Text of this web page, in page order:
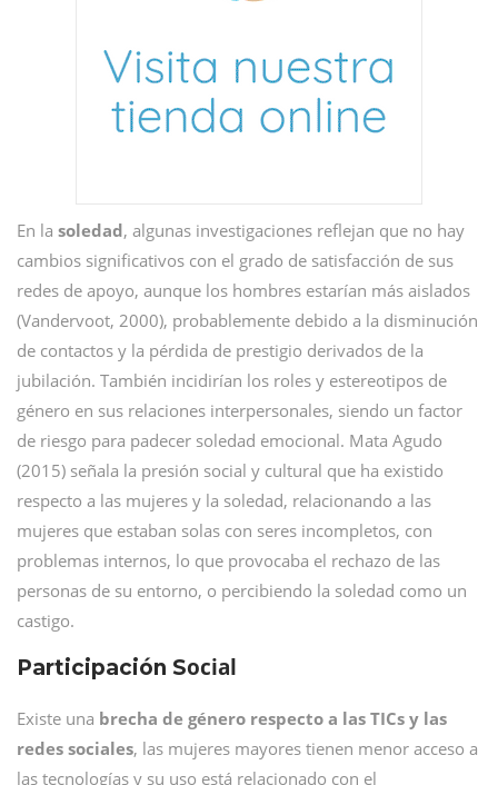
En la soledad, algunas investigaciones reflejan que no hay
cambios significativos con el grado de satisfacción de sus
redes de apoyo, aunque los hombres estarían más aislados
(Vandervoot, 2000), probablemente debido a la disminución
de contactos y la pérdida de prestigio derivados de la
jubilación. También incidirían los roles y estereotipos de
género en sus relaciones interpersonales, siendo un factor
de riesgo para padecer soledad emocional. Mata Agudo
(2015) señala la presión social y cultural que ha existido
respecto a las mujeres y la soledad, relacionando a las
mujeres que estaban solas con seres incompletos, con
problemas internos, lo que provocaba el rechazo de las
personas de su entorno, o percibiendo la soledad como un
castigo.
Participación Social
Existe una brecha de género respecto a las TICs y las
redes sociales, las mujeres mayores tienen menor acceso a
las tecnologías y su uso está relacionado con el